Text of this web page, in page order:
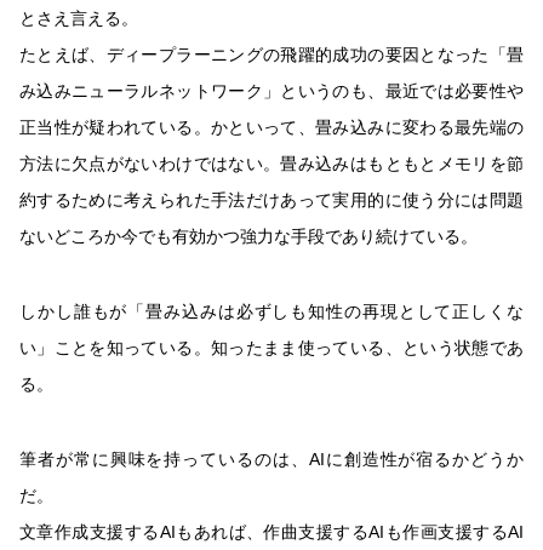
とさえ言える。
たとえば、ディープラーニングの飛躍的成功の要因となった「畳
み込みニューラルネットワーク」というのも、最近では必要性や
正当性が疑われている。かといって、畳み込みに変わる最先端の
方法に欠点がないわけではない。畳み込みはもともとメモリを節
約するために考えられた手法だけあって実用的に使う分には問題
ないどころか今でも有効かつ強力な手段であり続けている。
しかし誰もが「畳み込みは必ずしも知性の再現として正しくな
い」ことを知っている。知ったまま使っている、という状態であ
る。
筆者が常に興味を持っているのは、AIに創造性が宿るかどうか
だ。
文章作成支援するAIもあれば、作曲支援するAIも作画支援するAI